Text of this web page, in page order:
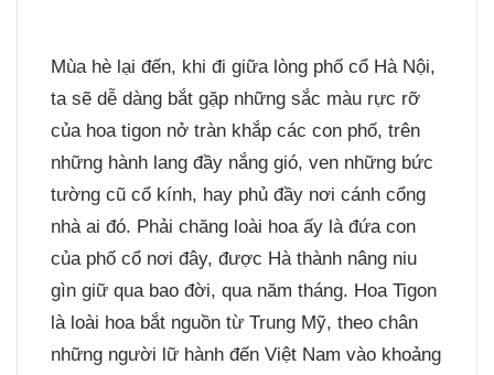
Mùa hè lại đến, khi đi giữa lòng phố cổ Hà Nội,
ta sẽ dễ dàng bắt gặp những sắc màu rực rỡ
của hoa tigon nở tràn khắp các con phố, trên
những hành lang đầy nắng gió, ven những bức
tường cũ cổ kính, hay phủ đầy nơi cánh cổng
nhà ai đó. Phải chăng loài hoa ấy là đứa con
của phố cổ nơi đây, được Hà thành nâng niu
gìn giữ qua bao đời, qua năm tháng. Hoa Tigon
là loài hoa bắt nguồn từ Trung Mỹ, theo chân
những người lữ hành đến Việt Nam vào khoảng